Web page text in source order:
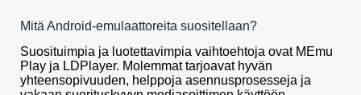
Mitä Android-emulaattoreita suositellaan?
Suosituimpia ja luotettavimpia vaihtoehtoja ovat MEmu
Play ja LDPlayer. Molemmat tarjoavat hyvän
yhteensopivuuden, helppoja asennusprosesseja ja